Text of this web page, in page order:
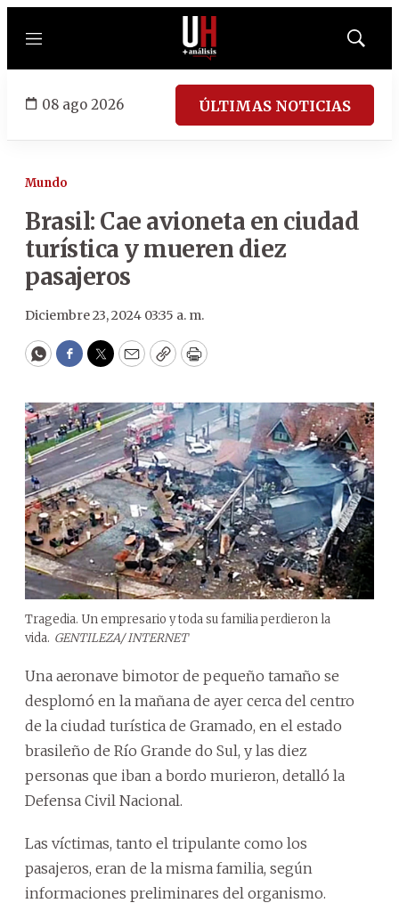
Menú
Mostrar
08 ago 2026 ÚLTIMAS NOTICIAS
Mundo
Brasil: Cae avioneta en ciudad
turística y mueren diez
pasajeros
Diciembre 23, 2024 03:35 a. m.
WhatsApp
Facebook
Twitter
EmailCopyPrint
Tragedia. Un empresario y toda su familia perdieron la
vida. GENTILEZA/ INTERNET
Una aeronave bimotor de pequeño tamaño se
desplomó en la mañana de ayer cerca del centro
de la ciudad turística de Gramado, en el estado
brasileño de Río Grande do Sul, y las diez
personas que iban a bordo murieron, detalló la
Defensa Civil Nacional.
Las víctimas, tanto el tripulante como los
pasajeros, eran de la misma familia, según
informaciones preliminares del organismo.